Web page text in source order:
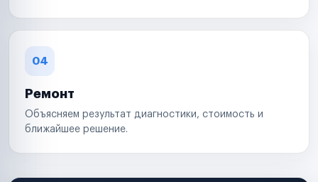
04
Ремонт
Объясняем результат диагностики, стоимость и
ближайшее решение.